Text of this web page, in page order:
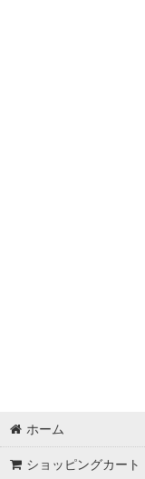
ホーム
ショッピングカート